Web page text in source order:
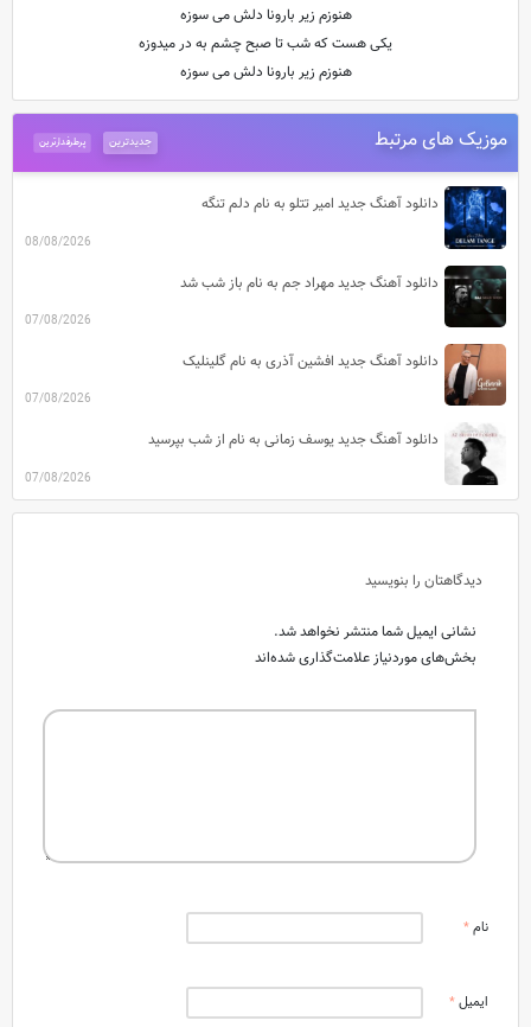
هنوزم زیر بارونا دلش می سوزه
یکی هست که شب تا صبح چشم به در میدوزه
هنوزم زیر بارونا دلش می سوزه
موزیک های مرتبط پرطرفدارترین جدیدترین
دانلود آهنگ جدید امیر تتلو به نام دلم تنگه
08/08/2026
دانلود آهنگ جدید مهراد جم به نام باز شب شد
07/08/2026
دانلود آهنگ جدید افشین آذری به نام گلینلیک
07/08/2026
دانلود آهنگ جدید یوسف زمانی به نام از شب بپرسید
07/08/2026
دیدگاهتان را بنویسید
نشانی ایمیل شما منتشر نخواهد شد.
بخش‌های موردنیاز علامت‌گذاری شده‌اند
نام*
ایمیل*